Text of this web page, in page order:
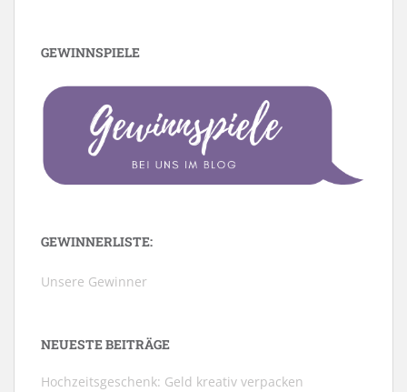
GEWINNSPIELE
GEWINNERLISTE:
Unsere Gewinner
NEUESTE BEITRÄGE
Hochzeitsgeschenk: Geld kreativ verpacken